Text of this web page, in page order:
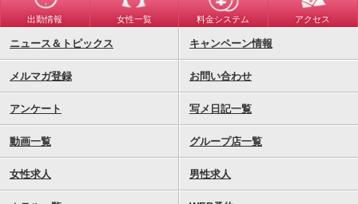
のこと。 シャワー中は食べ物の話でもちきりに。最近初めてエッグスシングス
に行ったとのこと。パンケーキのわりと有名店で、女の子の多くは一度は行っ
ているイメージなので、すごく意外😳 まだまだ知らないまりあ様を発見できま
した😆 シャワー後はいつもの撮影タイム。以前 「撮影衣装でなかなかいいや
つが浮かばないんだよね」 と言うと 「一周まわって、またバニーちゃんがい
用写真の撮影会を行いました😆 今回もたくさん可愛い姿をカメラで切り取り📸
イ後の余暇時間がなく、日記更新の時間までは取れず、、、 「日記更新する時
間なくなっちゃったね😅家帰ったら、書こう💕」 と言うので、最近は家で更新
悪気味に言うと 「いや、今日は書くよ❣️」 と決意ある一言。今晩、日記の更新
があるのか、期待です😆
出勤情報 女性一覧 料金システム アクセス
ニュース＆トピックス キャンペーン情報
メルマガ登録 お問い合わせ
アンケート 写メ日記一覧
動画一覧 グループ店一覧
女性求人 男性求人